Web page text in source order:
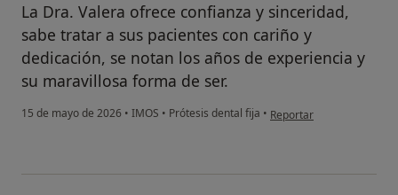
La Dra. Valera ofrece confianza y sinceridad,
sabe tratar a sus pacientes con cariño y
dedicación, se notan los años de experiencia y
su maravillosa forma de ser.
15 de mayo de 2026 • IMOS • Prótesis dental fija • en opinión del usuario
Reportar